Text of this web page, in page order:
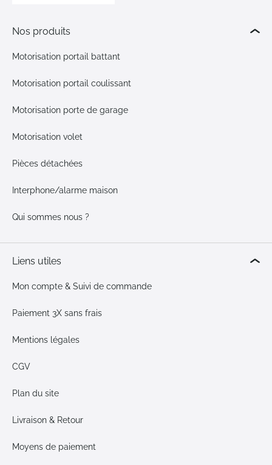
Nos produits
Motorisation portail battant
Motorisation portail coulissant
Motorisation porte de garage
Motorisation volet
Pièces détachées
Interphone/alarme maison
Qui sommes nous ?
Liens utiles
Mon compte & Suivi de commande
Paiement 3X sans frais
Mentions légales
CGV
Plan du site
Livraison & Retour
Moyens de paiement